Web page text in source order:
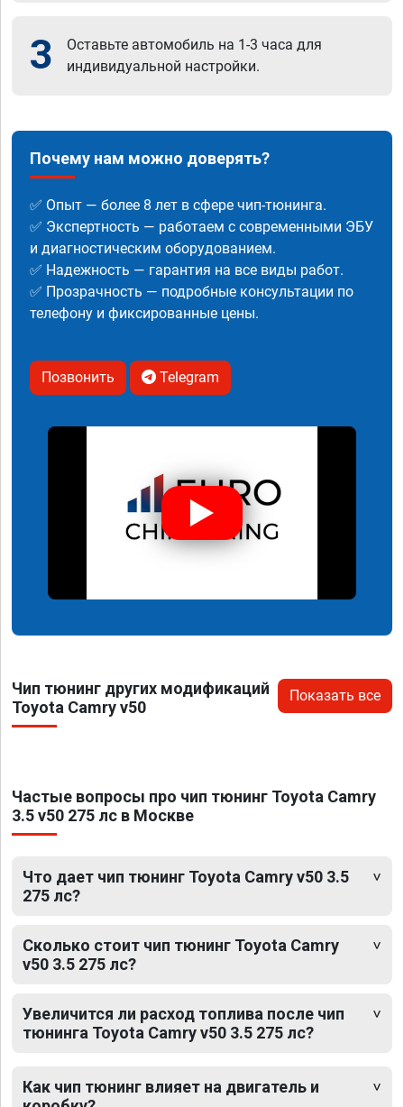
3
Оставьте автомобиль на 1-3 часа для
индивидуальной настройки.
Почему нам можно доверять?
✅ Опыт — более 8 лет в сфере чип-тюнинга.
✅ Экспертность — работаем с современными ЭБУ
и диагностическим оборудованием.
✅ Надежность — гарантия на все виды работ.
✅ Прозрачность — подробные консультации по
телефону и фиксированные цены.
Позвонить Telegram
Чип тюнинг других модификаций
Toyota Camry v50
Показать все
Частые вопросы про чип тюнинг Toyota Camry
3.5 v50 275 лс в Москве
Что дает чип тюнинг Toyota Camry v50 3.5
275 лс?
Сколько стоит чип тюнинг Toyota Camry
v50 3.5 275 лс?
Увеличится ли расход топлива после чип
тюнинга Toyota Camry v50 3.5 275 лс?
Как чип тюнинг влияет на двигатель и